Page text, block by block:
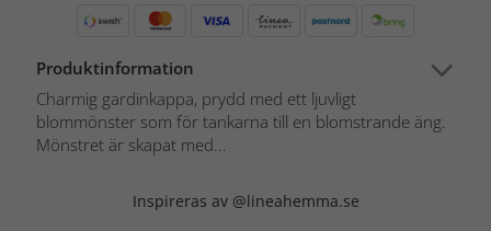
Produktinformation
Charmig gardinkappa, prydd med ett ljuvligt
blommönster som för tankarna till en blomstrande äng.
Mönstret är skapat med...
Inspireras av @lineahemma.se